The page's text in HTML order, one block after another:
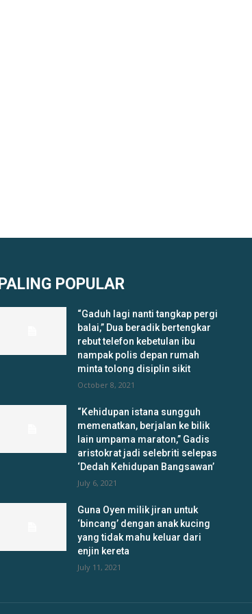
PALING POPULAR
“Gaduh lagi nanti tangkap pergi
balai,” Dua beradik bertengkar
rebut telefon kebetulan ibu
nampak polis depan rumah
minta tolong disiplin sikit
October 8, 2021
“Kehidupan istana sungguh
memenatkan, berjalan ke bilik
lain umpama maraton,” Gadis
aristokrat jadi selebriti selepas
‘Dedah Kehidupan Bangsawan’
July 6, 2021
Guna Oyen milik jiran untuk
‘bincang’ dengan anak kucing
yang tidak mahu keluar dari
enjin kereta
July 11, 2021